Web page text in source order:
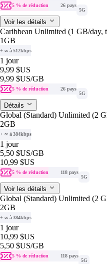
5 % de réduction
26 pays
5G
Voir les détails
Caribbean Unlimited (1 GB/day,
1GB
+ ∞ à 512kbps
1 jour
9,99 $US
9,99 $US/GB
5 % de réduction
26 pays
5G
Détails
Global (Standard) Unlimited (2
2GB
+ ∞ à 384kbps
1 jour
5,50 $US/GB
10,99 $US
5 % de réduction
118 pays
5G
Voir les détails
Global (Standard) Unlimited (2
2GB
+ ∞ à 384kbps
1 jour
10,99 $US
5,50 $US/GB
5 % de réduction
118 pays
5G